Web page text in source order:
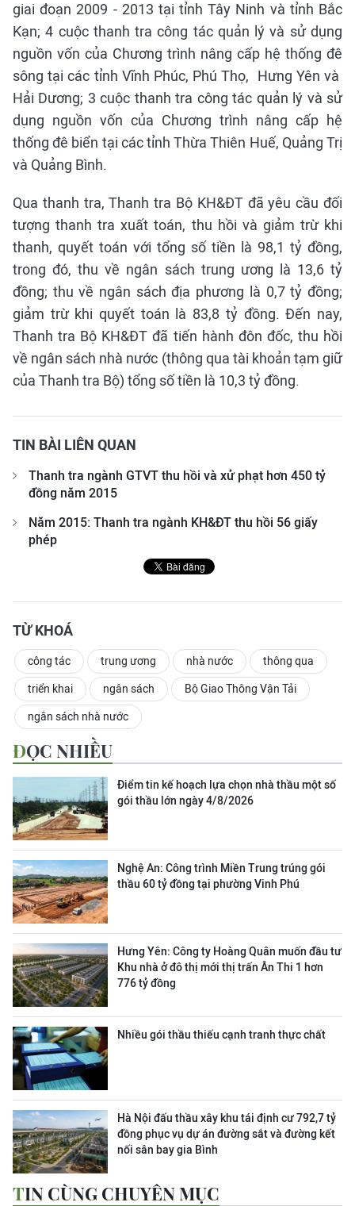
giai đoạn 2009 - 2013 tại tỉnh Tây Ninh và tỉnh Bắc
Kạn; 4 cuộc thanh tra công tác quản lý và sử dụng
nguồn vốn của Chương trình nâng cấp hệ thống đê
sông tại các tỉnh Vĩnh Phúc, Phú Thọ, Hưng Yên và
Hải Dương; 3 cuộc thanh tra công tác quản lý và sử
dụng nguồn vốn của Chương trình nâng cấp hệ
thống đê biển tại các tỉnh Thừa Thiên Huế, Quảng Trị
và Quảng Bình.
Qua thanh tra, Thanh tra Bộ KH&ĐT đã yêu cầu đối
tượng thanh tra xuất toán, thu hồi và giảm trừ khi
thanh, quyết toán với tổng số tiền là 98,1 tỷ đồng,
trong đó, thu về ngân sách trung ương là 13,6 tỷ
đồng; thu về ngân sách địa phương là 0,7 tỷ đồng;
giảm trừ khi quyết toán là 83,8 tỷ đồng. Đến nay,
Thanh tra Bộ KH&ĐT đã tiến hành đôn đốc, thu hồi
về ngân sách nhà nước (thông qua tài khoản tạm giữ
của Thanh tra Bộ) tổng số tiền là 10,3 tỷ đồng.
TIN BÀI LIÊN QUAN
Thanh tra ngành GTVT thu hồi và xử phạt hơn 450 tỷ
đồng năm 2015
Năm 2015: Thanh tra ngành KH&ĐT thu hồi 56 giấy
phép
TỪ KHOÁ
công tác trung ương nhà nước thông qua
triển khai ngân sách Bộ Giao Thông Vận Tải
ngân sách nhà nước
ĐỌC NHIỀU
Điểm tin kế hoạch lựa chọn nhà thầu một số
gói thầu lớn ngày 4/8/2026
Nghệ An: Công trình Miền Trung trúng gói
thầu 60 tỷ đồng tại phường Vinh Phú
Hưng Yên: Công ty Hoàng Quân muốn đầu tư
Khu nhà ở đô thị mới thị trấn Ân Thi 1 hơn
776 tỷ đồng
Nhiều gói thầu thiếu cạnh tranh thực chất
Hà Nội đấu thầu xây khu tái định cư 792,7 tỷ
đồng phục vụ dự án đường sắt và đường kết
nối sân bay gia Bình
TIN CÙNG CHUYÊN MỤC